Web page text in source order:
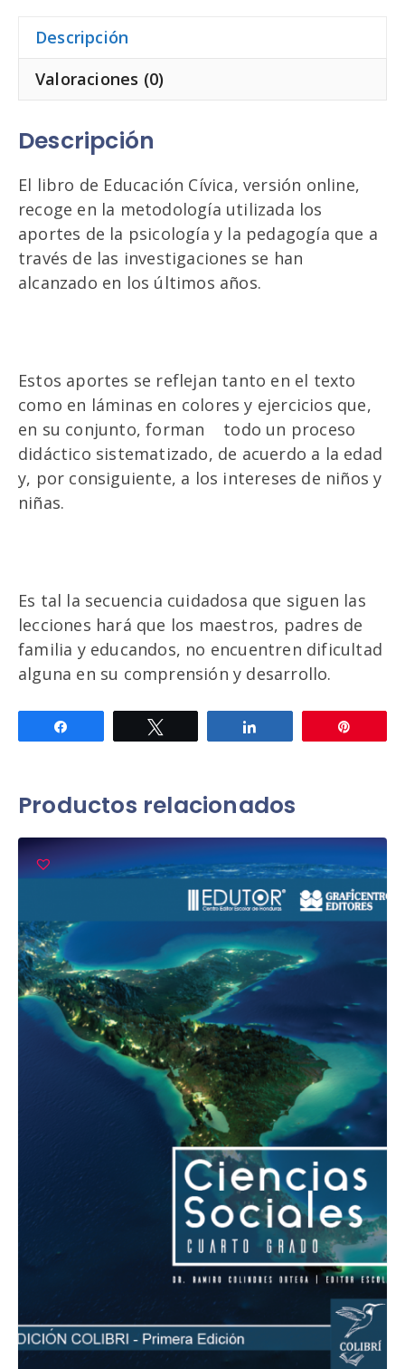
Descripción
Valoraciones (0)
Descripción
El libro de Educación Cívica, versión online,
recoge en la metodología utilizada los
aportes de la psicología y la pedagogía que a
través de las investigaciones se han
alcanzado en los últimos años.
Estos aportes se reflejan tanto en el texto
como en láminas en colores y ejercicios que,
en su conjunto, forman todo un proceso
didáctico sistematizado, de acuerdo a la edad
y, por consiguiente, a los intereses de niños y
niñas.
Es tal la secuencia cuidadosa que siguen las
lecciones hará que los maestros, padres de
familia y educandos, no encuentren dificultad
alguna en su comprensión y desarrollo.
Productos relacionados